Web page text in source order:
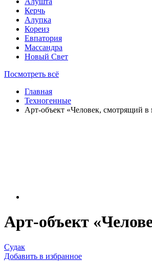
Керчь
Алупка
Кореиз
Евпатория
Массандра
Новый Свет
Посмотреть всё
Главная
Техногенные
Арт-объект «Человек, смотрящий в
Арт-объект
Судак
Добавить в избранное